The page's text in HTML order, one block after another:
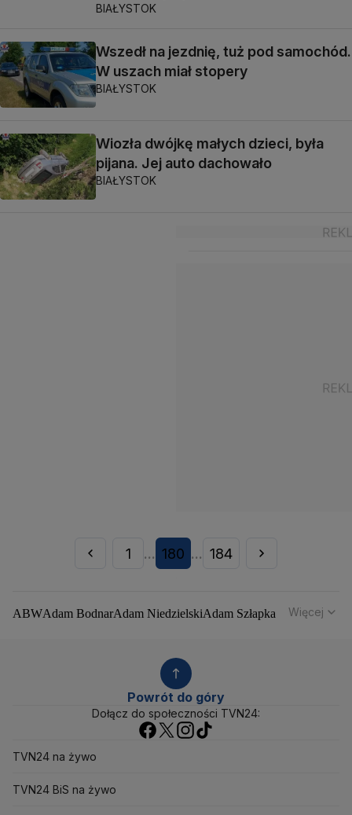
BIAŁYSTOK
Wszedł na jezdnię, tuż pod samochód.
W uszach miał stopery
BIAŁYSTOK
Wiozła dwójkę małych dzieci, była
pijana. Jej auto dachowało
BIAŁYSTOK
1 ... 180 ... 184
ABWAdam BodnarAdam NiedzielskiAdam Szłapka
Aleksander Kwaśniewski
Alert RCB
Ambasada USA w Polsce
Andrzej Duda Białoruś
Biuro Bezpieczeństwa Narodowego
BrukselaCBŚPCBA
Ceny prądu
Ceny mieszkań
Więcej
Powrót do góry
Dołącz do społeczności TVN24:
TVN24 na żywo
TVN24 BiS na żywo